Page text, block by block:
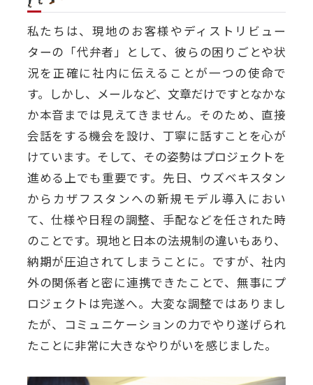
私たちは、現地のお客様やディストリビュー
ターの「代弁者」として、彼らの困りごとや状
況を正確に社内に伝えることが一つの使命で
す。しかし、メールなど、文章だけですとなかな
か本音までは見えてきません。そのため、直接
会話をする機会を設け、丁寧に話すことを心が
けています。そして、その姿勢はプロジェクトを
進める上でも重要です。先日、ウズベキスタン
からカザフスタンへの新規モデル導入におい
て、仕様や日程の調整、手配などを任された時
のことです。現地と日本の法規制の違いもあり、
納期が圧迫されてしまうことに。ですが、社内
外の関係者と密に連携できたことで、無事にプ
ロジェクトは完遂へ。大変な調整ではありまし
たが、コミュニケーションの力でやり遂げられ
たことに非常に大きなやりがいを感じました。